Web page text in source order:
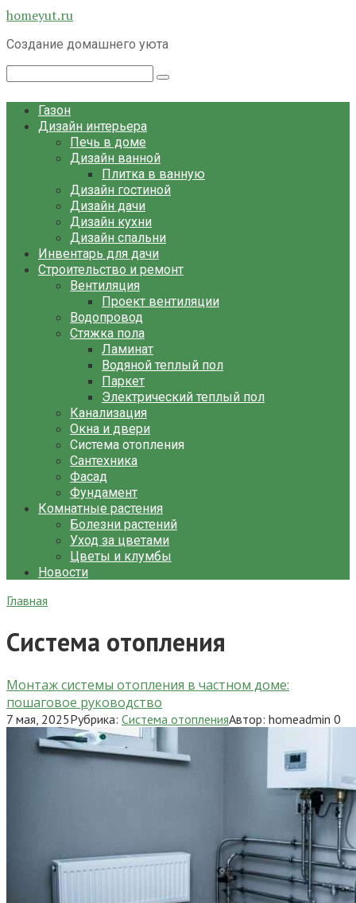
Перейти
контенту
homeyut.ru
Создание домашнего уюта
Газон
Дизайн интерьера
Печь в доме
Дизайн ванной
Плитка в ванную
Дизайн гостиной
Дизайн дачи
Дизайн кухни
Дизайн спальни
Инвентарь для дачи
Строительство и ремонт
Вентиляция
Проект вентиляции
Водопровод
Стяжка пола
Ламинат
Водяной теплый пол
Паркет
Электрический теплый пол
Канализация
Окна и двери
Система отопления
Сантехника
Фасад
Фундамент
Комнатные растения
Болезни растений
Уход за цветами
Цветы и клумбы
Новости
Главная
Система отопления
Монтаж системы отопления в частном доме:
пошаговое руководство
7 мая, 2025Рубрика: Система отопленияАвтор: homeadmin 0